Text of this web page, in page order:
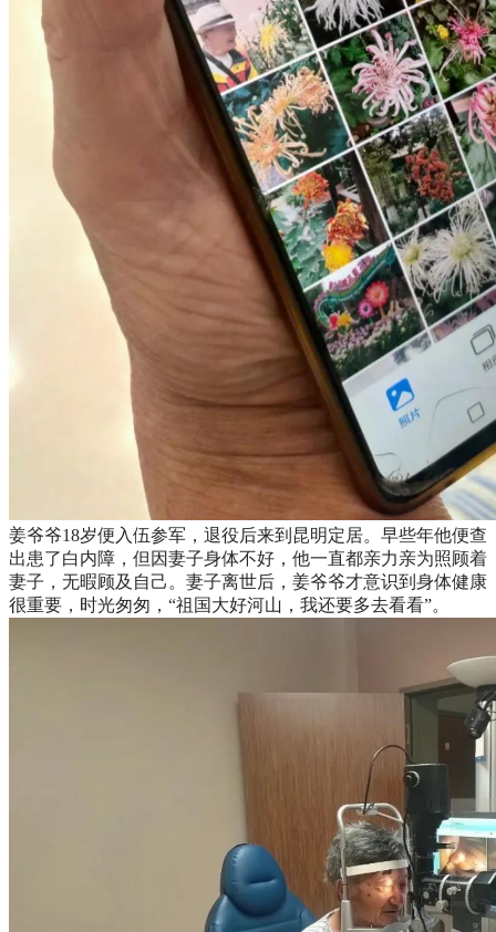
姜爷爷18岁便入伍参军，退役后来到昆明定居。早些年他便查
出患了白内障，但因妻子身体不好，他一直都亲力亲为照顾着
妻子，无暇顾及自己。妻子离世后，姜爷爷才意识到身体健康
很重要，时光匆匆，“祖国大好河山，我还要多去看看”。